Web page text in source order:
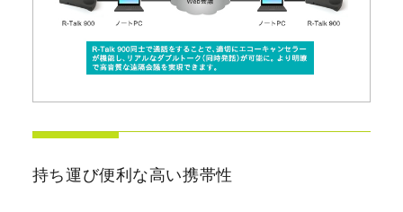
持ち運び便利な高い携帯性